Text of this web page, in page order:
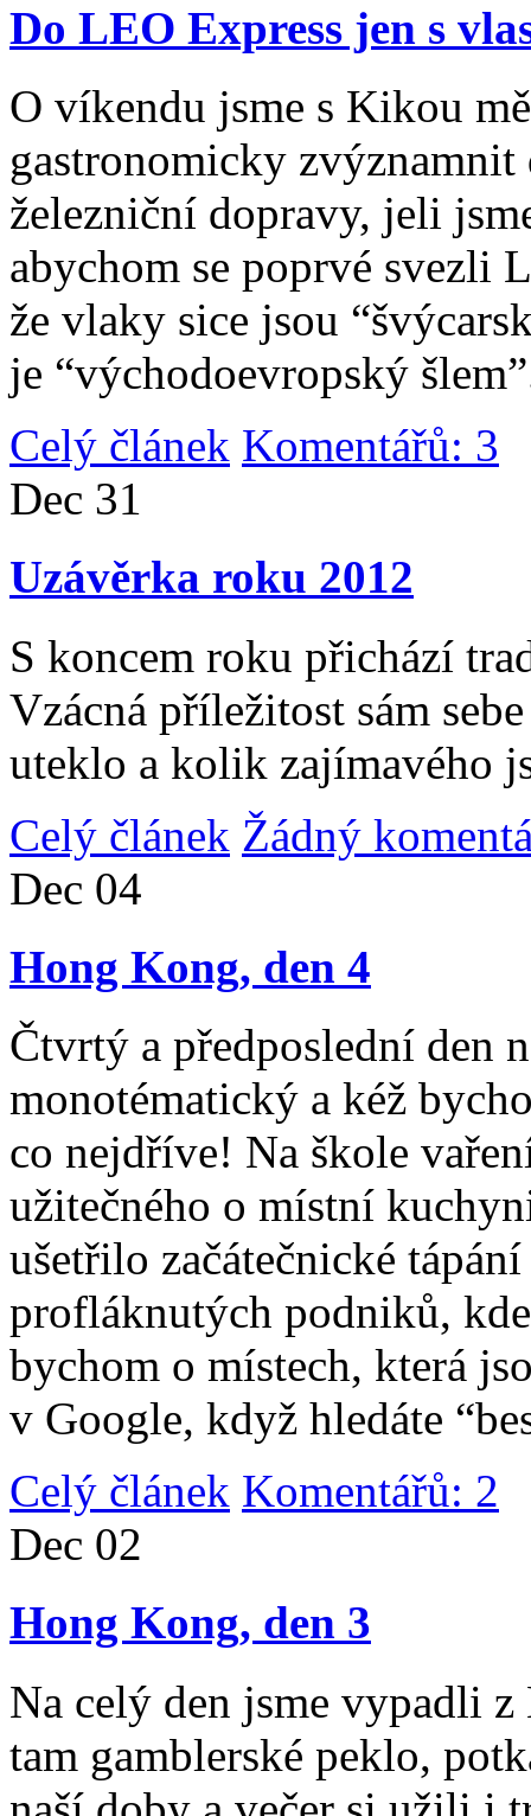
Do LEO Express jen s
O víkendu jsme s Kikou
gastronomicky
železniční dopravy, jeli
abychom se poprvé svezli
že vlaky sice jsou
je “východoevropský
Celý článek Komentářů: 3
Dec 31
Uzávěrka roku 2012
S koncem roku přichází
Vzácná příležitost sám
uteklo a kolik zajímavého
Celý článek Žádný
Dec 04
Hong Kong, den 4
Čtvrtý a předposlední den
monotématický a kéž
co nejdříve! Na škole
užitečného o místní
ušetřilo začátečnické
profláknutých podniků,
bychom o místech, která
v Google, když hledáte
Celý článek Komentářů: 2
Dec 02
Hong Kong, den 3
Na celý den jsme vypadli
tam gamblerské peklo,